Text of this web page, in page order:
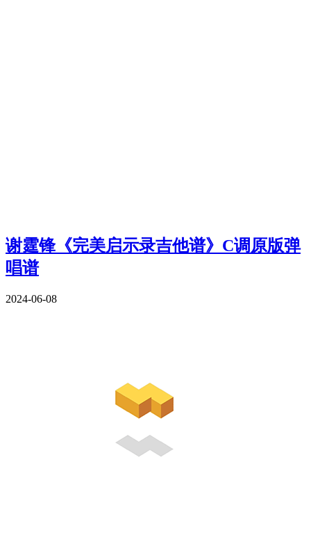
谢霆锋《完美启示录吉他谱》C调原版弹
唱谱
2024-06-08